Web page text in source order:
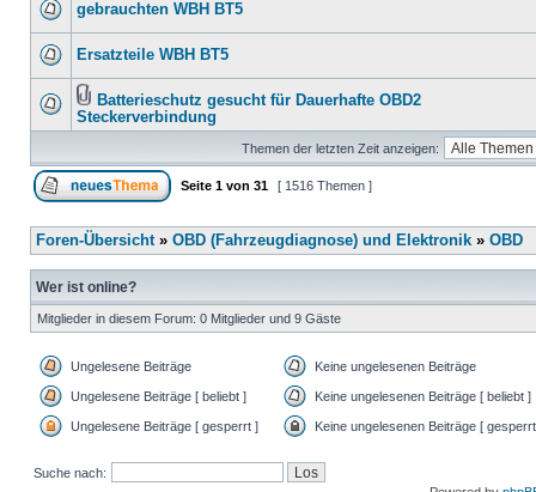
gebrauchten WBH BT5
Ersatzteile WBH BT5
Batterieschutz gesucht für Dauerhafte OBD2
Steckerverbindung
Themen der letzten Zeit anzeigen:
Seite 1 von 31 [ 1516 Themen ]
Foren-Übersicht» OBD (Fahrzeugdiagnose) und Elektronik » OBD
Wer ist online?
Mitglieder in diesem Forum: 0 Mitglieder und 9 Gäste
Ungelesene Beiträge Keine ungelesenen Beiträge
Ungelesene Beiträge [ beliebt ] Keine ungelesenen Beiträge [ beliebt ]
Ungelesene Beiträge [ gesperrt ] Keine ungelesenen Beiträge [
Suche nach: